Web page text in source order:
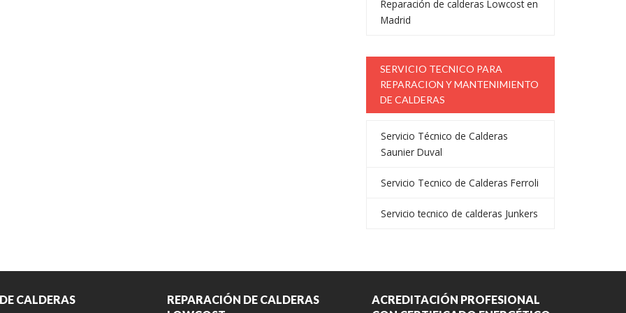
Reparación de calderas Lowcost en
Madrid
SERVICIO TECNICO PARA
REPARACION Y MANTENIMIENTO
DE CALDERAS
Servicio Técnico de Calderas
Saunier Duval
Servicio Tecnico de Calderas Ferroli
Servicio tecnico de calderas Junkers
CALDERAS
REPARACIÓN DE CALDERAS
ACREDITACIÓN PROFESIONAL